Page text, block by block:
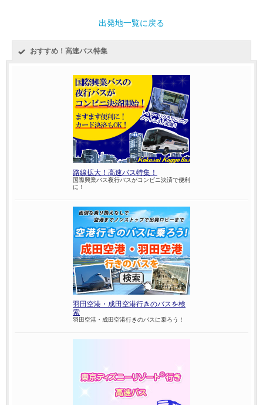
出発地一覧に戻る
おすすめ！高速バス特集
路線拡大！高速バス特集！
国際興業バス夜行バスがコンビニ決済で便利
に！
羽田空港・成田空港行きのバスを検
索
羽田空港・成田空港行きのバスに乗ろう！